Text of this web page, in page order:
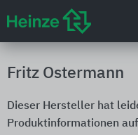
Fritz Ostermann
Dieser Hersteller hat
Produktinformationen